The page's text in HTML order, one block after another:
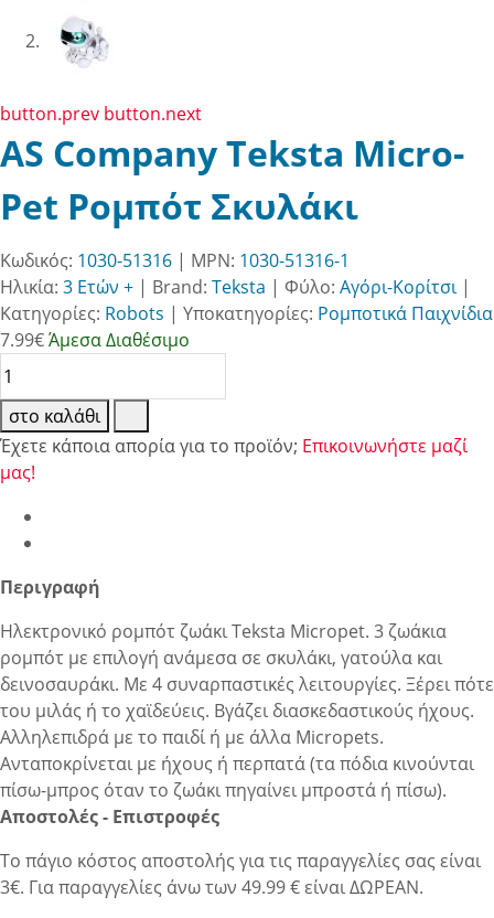
button.prev button.next
AS Company Teksta Micro-
Pet Ρομπότ Σκυλάκι
Κωδικός: 1030-51316 | MPN: 1030-51316-1
Ηλικία: 3 Ετών + | Brand: Teksta | Φύλο: Αγόρι-Κορίτσι|
Κατηγορίες: Robots | Υποκατηγορίες: Ρομποτικά Παιχνίδια
7.99€Άμεσα Διαθέσιμο
στο καλάθι
Έχετε κάποια απορία για το προϊόν; Επικοινωνήστε μαζί
μας!
Περιγραφή
Ηλεκτρονικό ρομπότ ζωάκι Teksta Micropet. 3 ζωάκια
ρομπότ με επιλογή ανάμεσα σε σκυλάκι, γατούλα και
δεινοσαυράκι. Με 4 συναρπαστικές λειτουργίες. Ξέρει πότε
του μιλάς ή το χαϊδεύεις. Βγάζει διασκεδαστικούς ήχους.
Αλληλεπιδρά με το παιδί ή με άλλα Micropets.
Ανταποκρίνεται με ήχους ή περπατά (τα πόδια κινούνται
πίσω-μπρος όταν το ζωάκι πηγαίνει μπροστά ή πίσω).
Αποστολές - Επιστροφές
Το πάγιο κόστος αποστολής για τις παραγγελίες σας είναι
3€. Για παραγγελίες άνω των 49.99 € είναι ΔΩΡΕΑΝ.